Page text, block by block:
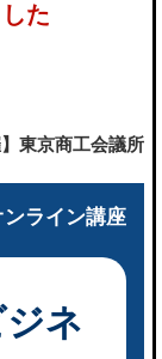
た
】東京商工会議所
ライン講座
ネ